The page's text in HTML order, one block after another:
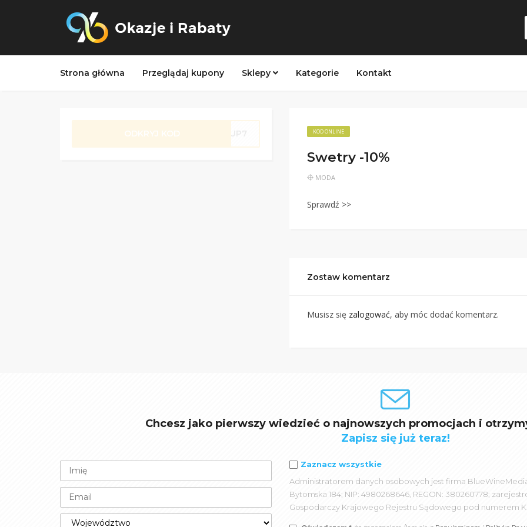
Strona główna Przeglądaj kupony Sklepy Kategorie Kontakt
ODKRYJ KOD KOD ONLINE
Swetry -10%
MODA
Sprawdź >>
Zostaw komentarz
Musisz się zalogować, aby móc dodać komentarz.
Chcesz jako pierwszy wiedzieć o najnowszych promocjach i
Zapisz się już teraz!
Zaznacz wszystkie
Administratorem danych osobowych jest firma BlueWineMedia
Bytomska 184; NIP: 4980268646, REGON: 380260778;
Gospodarczy Krajowego Rejestru Sądowego pod numerem